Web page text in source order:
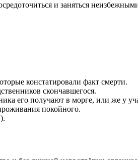
и заняться
констатировали факт смерти.
скончавшегося.
его получают в морге, или же у
покойного.